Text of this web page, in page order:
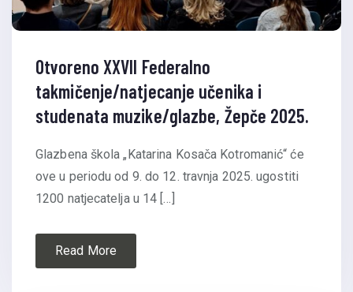
Otvoreno XXVII Federalno
takmičenje/natjecanje učenika i
studenata muzike/glazbe, Žepče 2025.
Glazbena škola „Katarina Kosača Kotromanić“ će
ove u periodu od 9. do 12. travnja 2025. ugostiti
1200 natjecatelja u 14 […]
Read More